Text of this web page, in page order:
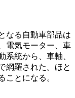
なる自動車部品は
電気モーター、車
系統から、車軸、
網羅された。ほと
ことになる。